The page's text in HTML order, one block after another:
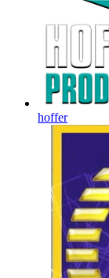
hoffer